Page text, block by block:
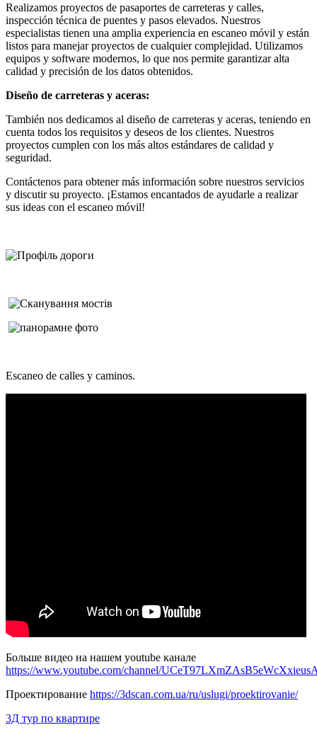
Realizamos proyectos de pasaportes de carreteras y calles,
inspección técnica de puentes y pasos elevados. Nuestros
especialistas tienen una amplia experiencia en escaneo móvil y están
listos para manejar proyectos de cualquier complejidad. Utilizamos
equipos y software modernos, lo que nos permite garantizar alta
calidad y precisión de los datos obtenidos.
Diseño de carreteras y aceras:
También nos dedicamos al diseño de carreteras y aceras, teniendo en
cuenta todos los requisitos y deseos de los clientes. Nuestros
proyectos cumplen con los más altos estándares de calidad y
seguridad.
Contáctenos para obtener más información sobre nuestros servicios
y discutir su proyecto. ¡Estamos encantados de ayudarle a realizar
sus ideas con el escaneo móvil!
Escaneo de calles y caminos.
Больше видео на нашем youtube канале
https://www.youtube.com/channel/
Проектирование https://3dscan.com.ua/ru/uslugi/proektirovanie/
3Д тур по квартире